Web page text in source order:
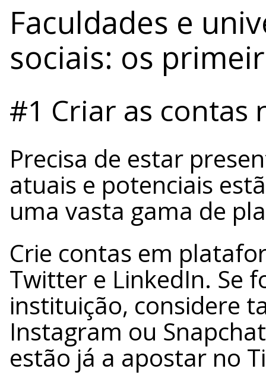
Faculdades e
sociais: os
#1 Criar as contas
Precisa de estar
atuais e potenciais
uma vasta gama de
Crie contas em
Twitter e LinkedIn. Se
instituição, considere
Instagram ou
estão já a apostar no